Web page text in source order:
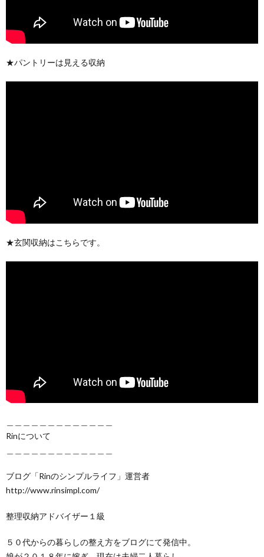
★パントリーは見える収納
★玄関収納はこちらです。
Rinについて
ブログ「Rinのシンプルライフ」運営者
http://www.rinsimpl.com/
整理収納アドバイザー１級
５０代からの暮らしの整え方をブログにて発信中。